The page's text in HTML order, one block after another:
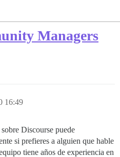
Managers
16:49
Discourse puede
si prefieres a alguien que hable
tiene años de experiencia en